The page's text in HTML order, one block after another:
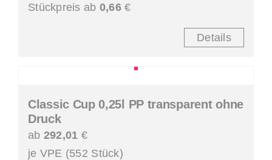
Stückpreis ab 0,66€
Details
Classic Cup 0,25l PP transparent ohne
Druck
ab 292,01 €
je VPE (552 Stück)